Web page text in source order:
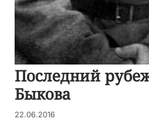
Последний
Быкова
22.06.2016